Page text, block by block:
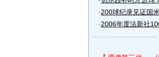
·200球纪录见证国
·2006年度法新社